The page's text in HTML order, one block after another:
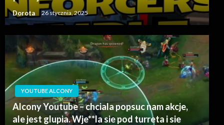
Dorota 26 stycznia, 2025
YOUTUBE ALCONY
Alcony Youtube – chciala popsuc nam akcje,
ale jest glupia. Wje**la sie pod turreta i sie